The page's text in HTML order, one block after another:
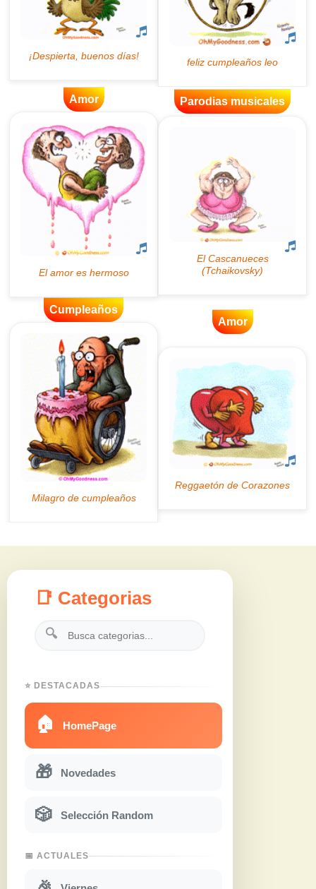
Amor Parodias musicales
Cumpleaños
Amor
📑 Categorias
🔍
⭐ DESTACADAS
🏠 HomePage
🎁 Novedades
🎲 Selección Random
📅 ACTUALES